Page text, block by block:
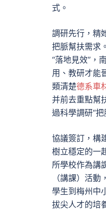
式。
調研先行，精
把脈幫扶需求
“落地見效”，
用、教研才能
類清楚德系車
并前去重點幫
過科學調研“
協議簽訂，構
樹立穩定的一
所學校作為講
（講課）活
學生到梅州中
拔尖人才的培